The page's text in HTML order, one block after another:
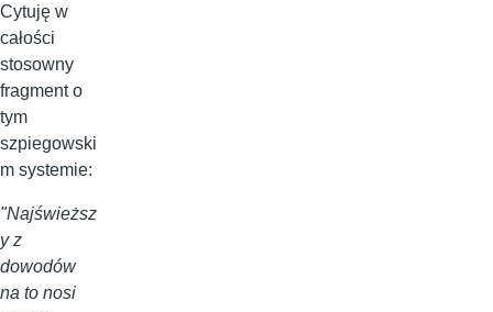
Cytuję w
całości
stosowny
fragment o
tym
szpiegowski
m systemie:
"Najświeższ
y z
dowodów
na to nosi